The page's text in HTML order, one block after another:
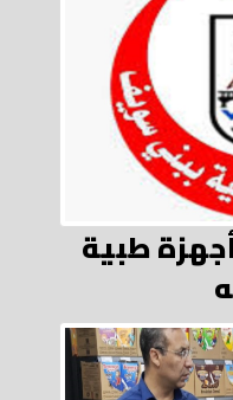
طبية